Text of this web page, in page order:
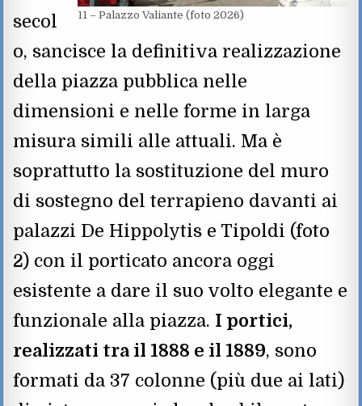
11 – Palazzo Valiante (foto 2026)
secol
o, sancisce la definitiva realizzazione
della piazza pubblica nelle
dimensioni e nelle forme in larga
misura simili alle attuali. Ma è
soprattutto la sostituzione del muro
di sostegno del terrapieno davanti ai
palazzi De Hippolytis e Tipoldi (foto
2) con il porticato ancora oggi
esistente a dare il suo volto elegante e
funzionale alla piazza. I portici,
realizzati tra il 1888 e il 1889, sono
formati da 37 colonne (più due ai lati)